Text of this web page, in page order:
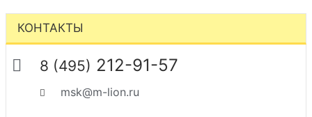
КОНТАКТЫ
8 (495) 212-91-57
msk@m-lion.ru